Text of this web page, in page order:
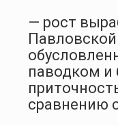
— рост
паводком и
сравнению